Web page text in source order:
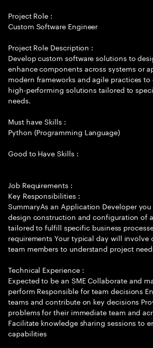
Project Role :
Custom Software Engineer
Project Role Description :
Develop custom software solutions to
enhance components across systems or
modern frameworks and agile practices
high-performing solutions tailored to
needs.
Must have Skills :
Python (Programming Language)
Good to Have Skills :
Job Requirements :
Key Responsibilities :
SummaryAs an Application Developer
design construction and configuration of
tailored to fulfill specific business
requirements Your typical day will
team members to understand project
Technical Experience :
Expected to be an SME Collaborate and
perform Responsible for team decisions
teams and contribute on key decisions
problems for their immediate team and
Facilitate knowledge sharing sessions to
capabilities